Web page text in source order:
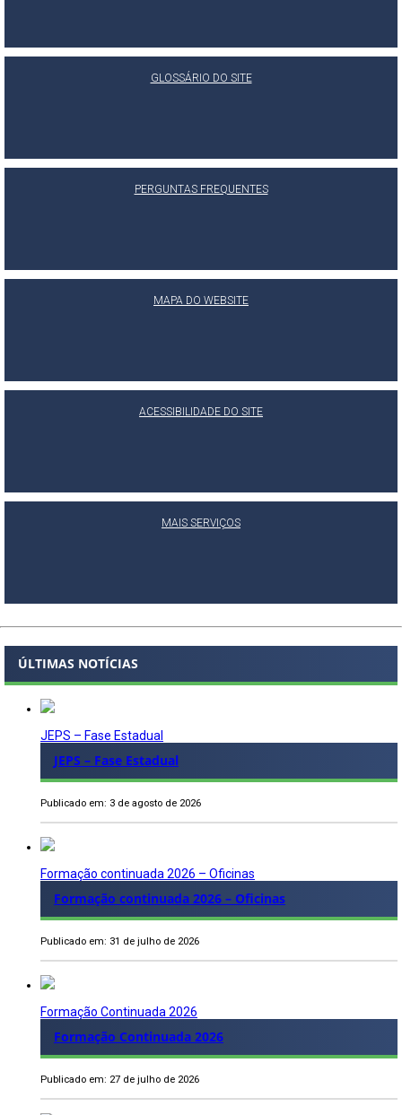
GLOSSÁRIO DO SITE
PERGUNTAS FREQUENTES
MAPA DO WEBSITE
ACESSIBILIDADE DO SITE
MAIS SERVIÇOS
ÚLTIMAS NOTÍCIAS
JEPS – Fase Estadual
JEPS – Fase Estadual
Publicado em: 3 de agosto de 2026
Formação continuada 2026 – Oficinas
Formação continuada 2026 – Oficinas
Publicado em: 31 de julho de 2026
Formação Continuada 2026
Formação Continuada 2026
Publicado em: 27 de julho de 2026